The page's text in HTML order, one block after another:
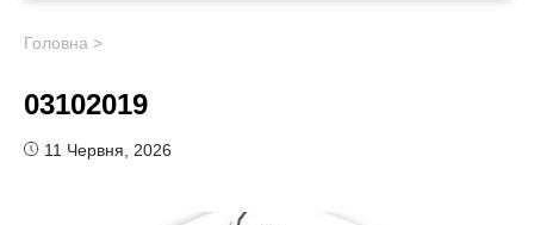
Головна >
03102019
11 Червня, 2026